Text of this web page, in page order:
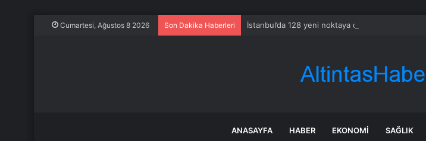
Cumartesi, Ağustos 8 2026 Son Dakika Haberleri İstanbul’da 128 yeni noktaya daha EDS geliyor
ANASAYFA HABER EKONOMI SAĞLIK